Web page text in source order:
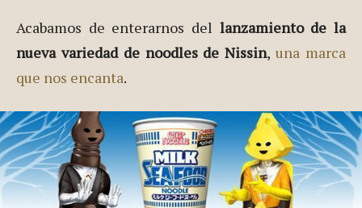
Acabamos de enterarnos del lanzamiento de la
nueva variedad de noodles de Nissin,una marca
que nos encanta.